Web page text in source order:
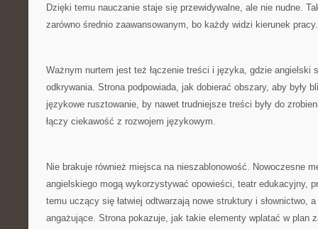
Dzięki temu nauczanie staje się przewidywalne, ale nie nudne.
zarówno średnio zaawansowanym, bo każdy widzi kierunek pracy.
Ważnym nurtem jest też łączenie treści i języka, gdzie angielski
odkrywania. Strona podpowiada, jak dobierać obszary, aby były
językowe rusztowanie, by nawet trudniejsze treści były do
łączy ciekawość z rozwojem językowym.
Nie brakuje również miejsca na nieszablonowość. Nowoczesne
angielskiego mogą wykorzystywać opowieści, teatr edukacyjny,
temu uczący się łatwiej odtwarzają nowe struktury i słownictwo,
angażujące. Strona pokazuje, jak takie elementy wplatać w plan